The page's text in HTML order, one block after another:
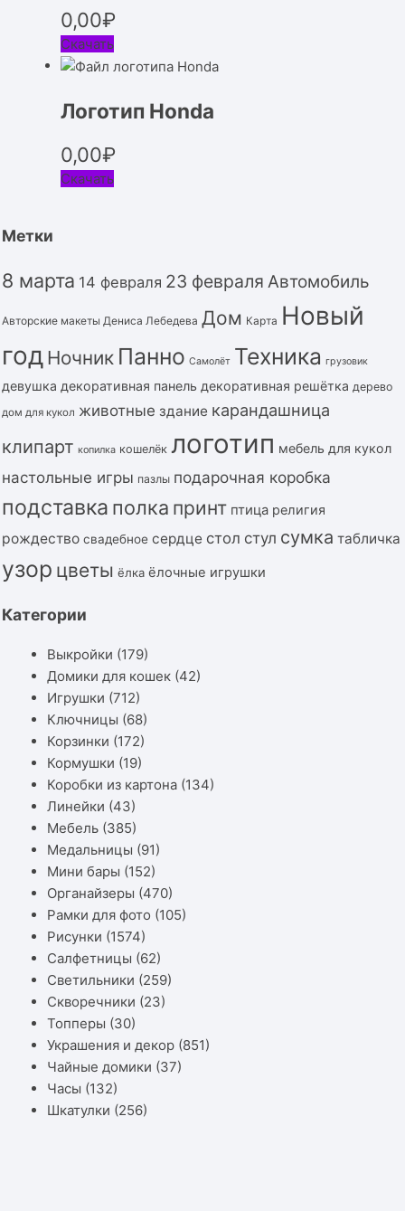
0,00₽
Скачать
Логотип Honda
0,00₽
Скачать
Метки
8 марта 14 февраля 23 февраля Автомобиль
Авторские макеты Дениса Лебедева Дом Карта Новый
год Ночник Панно Самолёт Техника грузовик
девушка декоративная панель декоративная решётка дерево
дом для кукол животные здание карандашница
клипарт копилка кошелёк логотип мебель для кукол
настольные игры пазлы подарочная коробка
подставка полка принт птица религия
рождество свадебное сердце стол стул сумка табличка
узор цветы ёлка ёлочные игрушки
Категории
Выкройки (179)
Домики для кошек (42)
Игрушки (712)
Ключницы (68)
Корзинки (172)
Кормушки (19)
Коробки из картона (134)
Линейки (43)
Мебель (385)
Медальницы (91)
Мини бары (152)
Органайзеры (470)
Рамки для фото (105)
Рисунки (1574)
Салфетницы (62)
Светильники (259)
Скворечники (23)
Топперы (30)
Украшения и декор (851)
Чайные домики (37)
Часы (132)
Шкатулки (256)